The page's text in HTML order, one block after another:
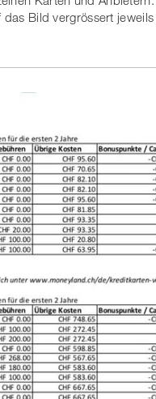
Bild vergrössert